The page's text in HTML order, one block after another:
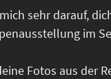
sehr darauf,
im
Fotos aus der